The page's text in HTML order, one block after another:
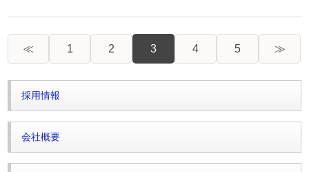
≪ 1 2 3 4 5 ≫
採用情報
会社概要